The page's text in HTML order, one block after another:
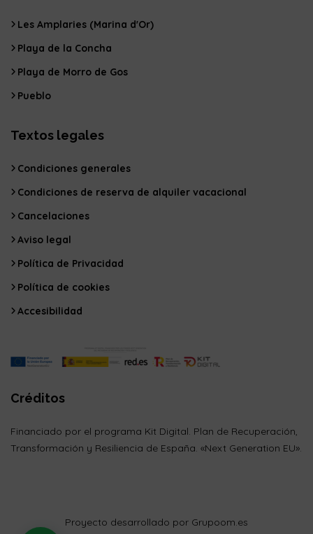
Les Amplaries (Marina d'Or)
Playa de la Concha
Playa de Morro de Gos
Pueblo
Textos legales
Condiciones generales
Condiciones de reserva de alquiler vacacional
Cancelaciones
Aviso legal
Política de Privacidad
Política de cookies
Accesibilidad
Créditos
Financiado por el programa Kit Digital. Plan de Recuperación,
Transformación y Resiliencia de España. «Next Generation EU».
Proyecto desarrollado por Grupoom.es